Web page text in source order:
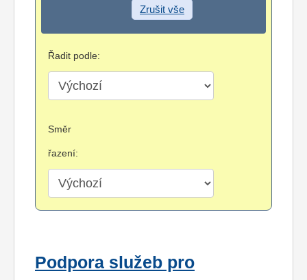
Zrušit vše
Řadit podle:
Směr
řazení:
Podpora služeb pro